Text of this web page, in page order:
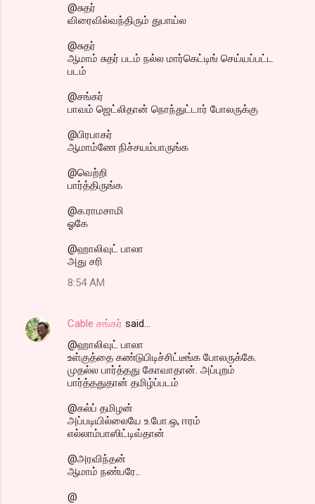
@சுதர்
விரைவில்வந்திரும் துபாய்ல
@சுதர்
ஆமாம் சுதர் படம் நல்ல மார்கெட்டிங் செய்யப்பட்ட
படம்
@சங்கர்
பாவம் ஜெட்லிதான் நொந்துட்டார் போலருக்கு
@பிரபாகர்
ஆமாம்ணே நிச்சயம்பாருங்க
@வெற்றி
பார்த்திருங்க
@க.ராமசாமி
ஓகே
@ஹாலிவுட் பாலா
அது சரி
8:54 AM
Cable சங்கர் said…
@ஹாலிவுட் பாலா
உள்குத்தை கண்டுபிடிச்சிட்டீங்க போலருக்கே.
முதல்ல பார்த்தது கோவாதான். அப்புறம்
பார்த்ததுதான் தமிழ்ப்படம்
@கல்ப் தமிழன்
அப்படியில்லையே உ.போ.ஒ, ஈரம்
எல்லாம்பாஸிட்டிவ்தான்
@அரவிந்தன்
ஆமாம் நண்பரே..
@